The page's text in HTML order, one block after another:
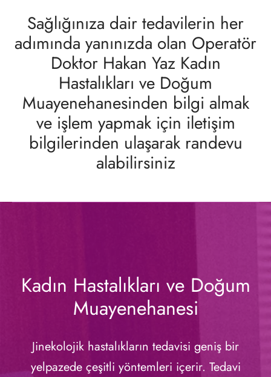
Sağlığınıza dair tedavilerin her
adımında yanınızda olan Operatör
Doktor Hakan Yaz Kadın
Hastalıkları ve Doğum
Muayenehanesinden bilgi almak
ve işlem yapmak için iletişim
bilgilerinden ulaşarak randevu
alabilirsiniz
Kadın Hastalıkları ve Doğum
Muayenehanesi
Jinekolojik hastalıkların tedavisi geniş bir
yelpazede çeşitli yöntemleri içerir. Tedavi